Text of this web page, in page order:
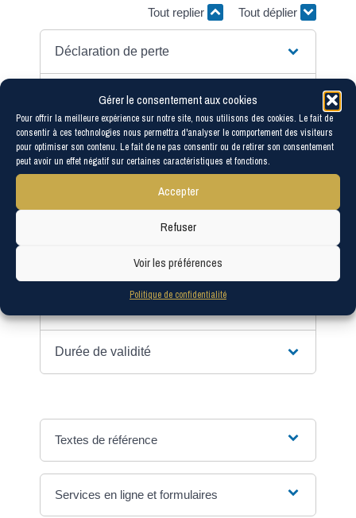
Gérer le consentement aux cookies
Pour offrir la meilleure expérience sur notre site, nous utilisons des cookies. Le fait de
consentir à ces technologies nous permettra d'analyser le comportement des visiteurs
pour optimiser son contenu. Le fait de ne pas consentir ou de retirer son consentement
peut avoir un effet négatif sur certaines caractéristiques et fonctions.
Accepter
Refuser
Voir les préférences
Politique de confidentialité
Tout replier Tout déplier
Déclaration de perte
Où et comment demander une
nouvelle carte ?
Documents à fournir
Comment retirer la carte d'identité
Durée de validité
Textes de référence
Services en ligne et formulaires